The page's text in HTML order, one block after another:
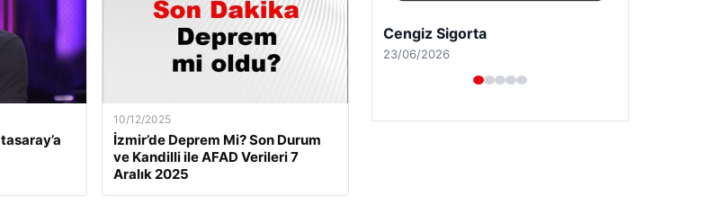
10/12/2025
İzmir’de Deprem Mi? Son Durum
ve Kandilli ile AFAD Verileri 7
Aralık 2025
Hastaş Beton
26/05/2026